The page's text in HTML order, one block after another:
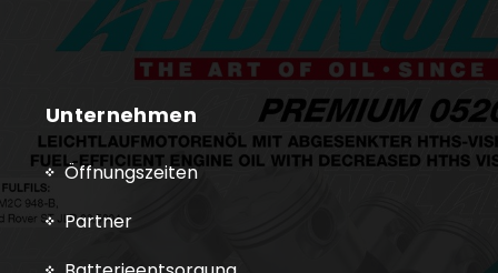
Unternehmen
Öffnungszeiten
Partner